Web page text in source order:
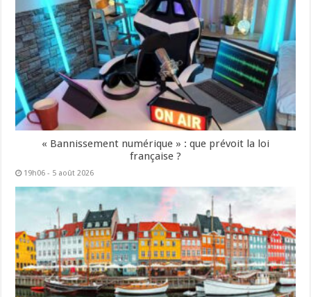
« Bannissement numérique » : que prévoit la loi
française ?
19h06 - 5 août 2026